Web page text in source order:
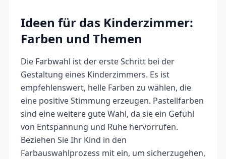
Ideen für das Kinderzimmer:
Farben und Themen
Die Farbwahl ist der erste Schritt bei der
Gestaltung eines Kinderzimmers. Es ist
empfehlenswert, helle Farben zu wählen, die
eine positive Stimmung erzeugen. Pastellfarben
sind eine weitere gute Wahl, da sie ein Gefühl
von Entspannung und Ruhe hervorrufen.
Beziehen Sie Ihr Kind in den
Farbauswahlprozess mit ein, um sicherzugehen,